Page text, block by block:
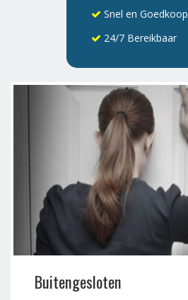
Snel en Goedkoop
24/7 Bereikbaar
Buitengesloten